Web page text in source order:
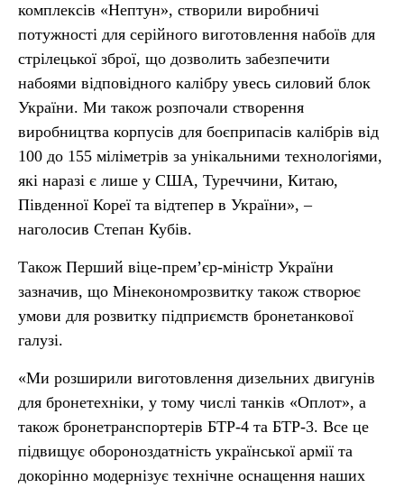
комплексів «Нептун», створили виробничі
потужності для серійного виготовлення набоїв для
стрілецької зброї, що дозволить забезпечити
набоями відповідного калібру увесь силовий блок
України. Ми також розпочали створення
виробництва корпусів для боєприпасів калібрів від
100 до 155 міліметрів за унікальними технологіями,
які наразі є лише у США, Туреччини, Китаю,
Південної Кореї та відтепер в України», –
наголосив Степан Кубів.
Також Перший віце-прем’єр-міністр України
зазначив, що Мінекономрозвитку також створює
умови для розвитку підприємств бронетанкової
галузі.
«Ми розширили виготовлення дизельних двигунів
для бронетехніки, у тому числі танків «Оплот», а
також бронетранспортерів БТР-4 та БТР-3. Все це
підвищує обороноздатність української армії та
докорінно модернізує технічне оснащення наших